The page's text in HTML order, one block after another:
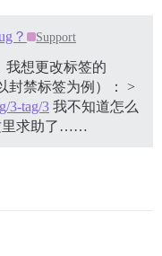
？ Support
我想更改标签的
封禁标签为例）： >
3-tag/3 我不知道怎么
里求助了……